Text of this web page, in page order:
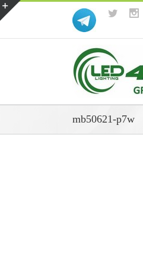
mb50621-p7w